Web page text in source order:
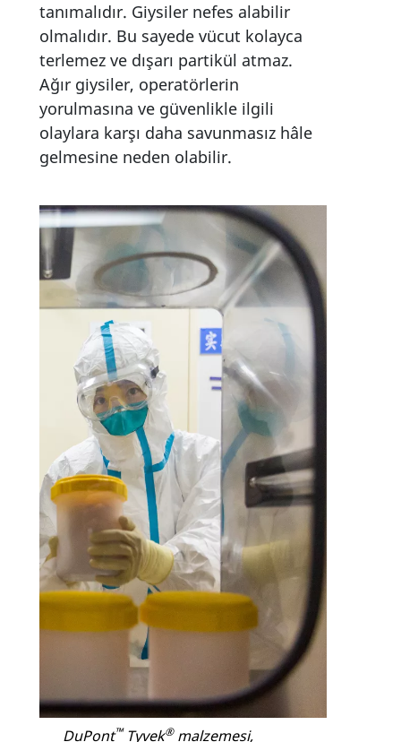
tanımalıdır. Giysiler nefes alabilir
olmalıdır. Bu sayede vücut kolayca
terlemez ve dışarı partikül atmaz.
Ağır giysiler, operatörlerin
yorulmasına ve güvenlikle ilgili
olaylara karşı daha savunmasız hâle
gelmesine neden olabilir.
DuPont™Tyvek®malzemesi,